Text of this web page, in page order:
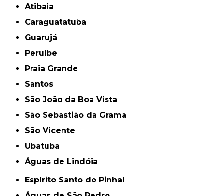
Atibaia
Caraguatatuba
Guarujá
Peruíbe
Praia Grande
Santos
São João da Boa Vista
São Sebastião da Grama
São Vicente
Ubatuba
Águas de Lindóia
Espírito Santo do Pinhal